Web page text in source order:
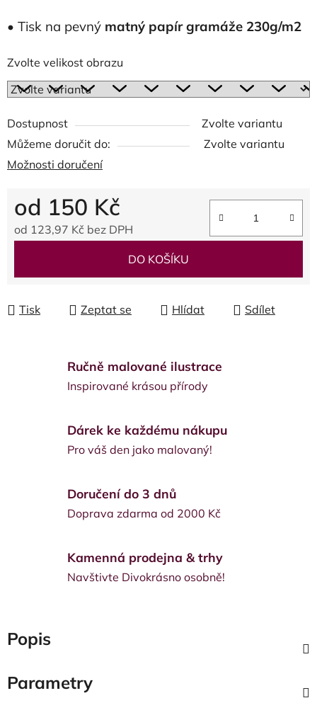
• Tisk na pevný matný papír gramáže 230g/m2
Zvolte velikost obrazu
Dostupnost
Zvolte variantu
Můžeme doručit do:
Zvolte variantu
Možnosti doručení
od 150 Kč
od 123,97 Kč bez DPH
DO KOŠÍKU
Tisk Zeptat se Hlídat Sdílet
Ručně malované ilustrace
Inspirované krásou přírody
Dárek ke každému nákupu
Pro váš den jako malovaný!
Doručení do 3 dnů
Doprava zdarma od 2000 Kč
Kamenná prodejna & trhy
Navštivte Divokrásno osobně!
Popis
Parametry